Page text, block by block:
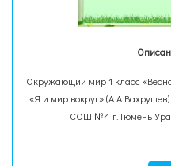
Окружающий мир 1 класс
«Я и мир вокруг»
СОШ №4 г.Тюмень